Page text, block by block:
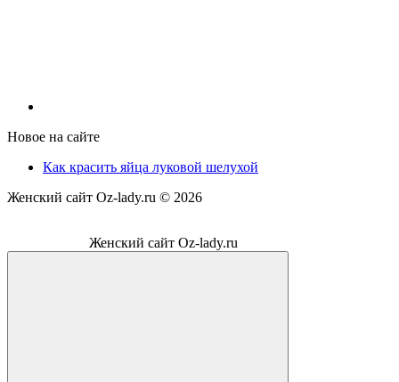
Новое на сайте
Как красить яйца луковой шелухой
Женский сайт Oz-lady.ru © 2026
Женский сайт Oz-lady.ru